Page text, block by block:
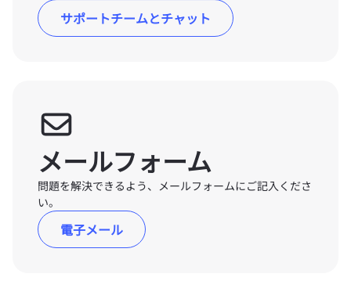
サポートチームとチャット
メールフォーム
問題を解決できるよう、メールフォームにご記入くださ
い。
電子メール